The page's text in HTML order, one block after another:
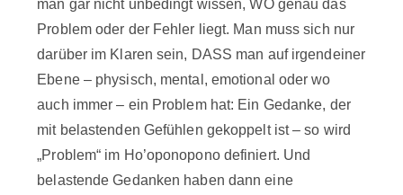
man gar nicht unbedingt wissen, WO genau das
Problem oder der Fehler liegt. Man muss sich nur
darüber im Klaren sein, DASS man auf irgendeiner
Ebene – physisch, mental, emotional oder wo
auch immer – ein Problem hat: Ein Gedanke, der
mit belastenden Gefühlen gekoppelt ist – so wird
„Problem“ im Ho’oponopono definiert. Und
belastende Gedanken haben dann eine